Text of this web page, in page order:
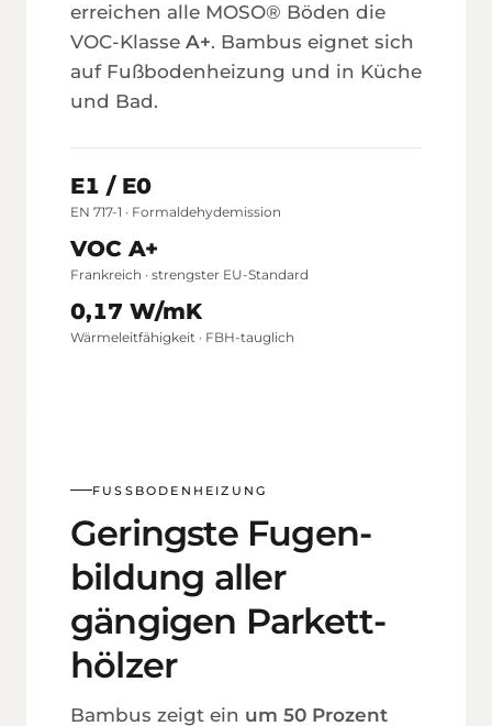
erreichen alle MOSO® Böden die
VOC-Klasse A+. Bambus eignet sich
auf Fußboden­heizung und in Küche
und Bad.
E1 / E0
EN 717-1 · Formaldehyd­emission
VOC A+
Frankreich · strengster EU-Standard
0,17 W/mK
Wärme­leitfähigkeit · FBH-tauglich
FUSSBODEN­HEIZUNG
Geringste Fugen­
bildung aller
gängigen Parkett­
hölzer
Bambus zeigt ein um 50 Prozent